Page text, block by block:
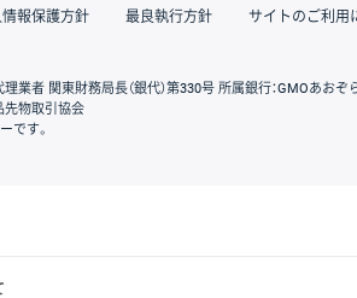
報保護方針 最良執行方針 サイトのご利用
業者 関東財務局長（銀代）第330号 所属銀行：GMOあお
先物取引協会
です。